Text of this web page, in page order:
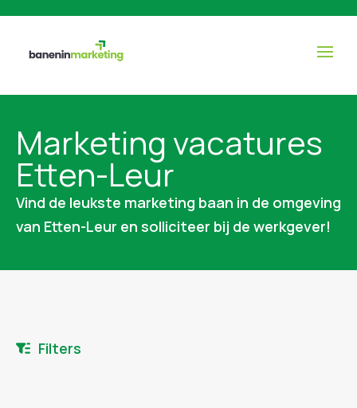
Marketing vacatures
Etten-Leur
Vind de leukste marketing baan in de omgeving
van Etten-Leur en solliciteer bij de werkgever!
Filters